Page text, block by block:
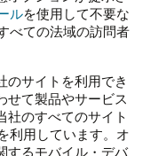
ルを使用して不要な
べての法域の訪問者
のサイトを利用でき
せて製品やサービス
社のすべてのサイト
利用しています。オ
するモバイル・デバ